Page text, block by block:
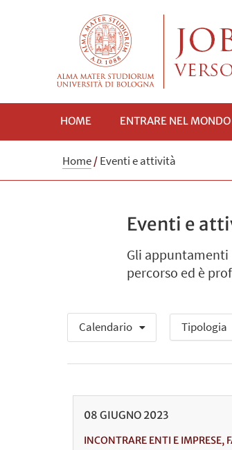
HOME ENTRARE NEL
Home/Eventi e attività
Eventi e
Gli
percorso ed è
Calendario
08 GIUGNO 2023
INCONTRARE ENTI E IMPRESE,